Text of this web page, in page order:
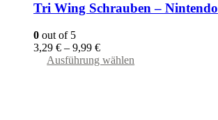
Tri Wing Schrauben – Nintendo
0 out of 5
3,29 € – 9,99 €
Ausführung wählen